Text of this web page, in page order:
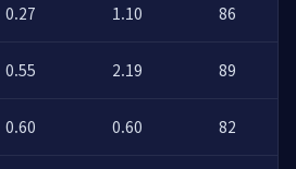
0.27 1.10 86
0.55 2.19 89
0.60 0.60 82